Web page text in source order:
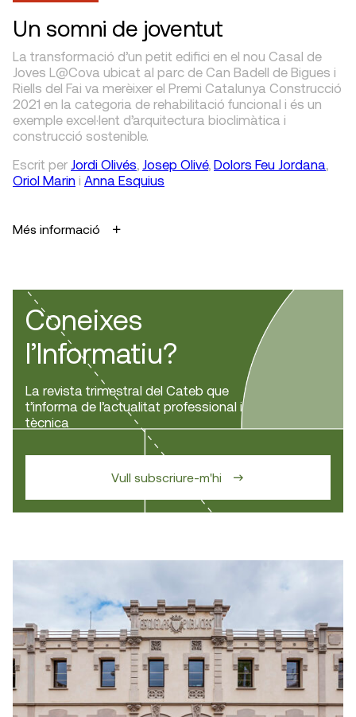
Un somni de joventut
La transformació d’un petit edifici en el nou Casal de
Joves L@Cova ubicat al parc de Can Badell de Bigues i
Riells del Fai va merèixer el Premi Catalunya Construcció
2021 en la categoria de rehabilitació funcional i és un
exemple excel·lent d’arquitectura bioclimàtica i
construcció sostenible.
Escrit per Jordi Olivés, Josep Olivé, Dolors Feu Jordana,
Oriol Marin i Anna Esquius
Més informació
Coneixes
l’Informatiu?
La revista trimestral del Cateb que
t’informa de l’actualitat professional i
tècnica
Vull subscriure-m'hi